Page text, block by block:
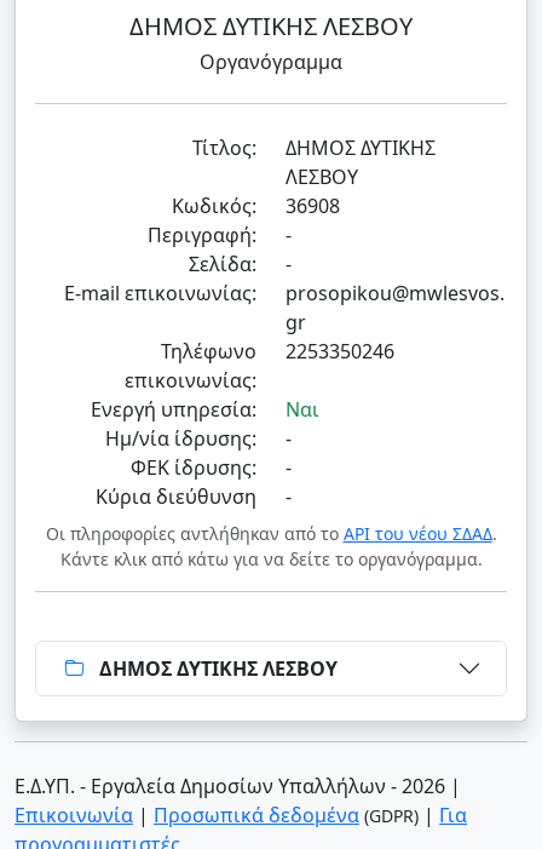
ΔΗΜΟΣ ΔΥΤΙΚΗΣ ΛΕΣΒΟΥ
Οργανόγραμμα
Τίτλος:
ΔΗΜΟΣ ΔΥΤΙΚΗΣ
ΛΕΣΒΟΥ
Κωδικός:
36908
Περιγραφή:
-
Σελίδα:
-
E-mail επικοινωνίας:
prosopikou@mwlesvos.
gr
Τηλέφωνο
επικοινωνίας:
2253350246
Ενεργή υπηρεσία:
Ναι
Ημ/νία ίδρυσης:
-
ΦΕΚ ίδρυσης:
-
Κύρια διεύθυνση
-
Οι πληροφορίες αντλήθηκαν από το API του νέου ΣΔΑΔ.
Κάντε κλικ από κάτω για να δείτε το οργανόγραμμα.
ΔΗΜΟΣ ΔΥΤΙΚΗΣ ΛΕΣΒΟΥ
Ε.Δ.ΥΠ. - Εργαλεία Δημοσίων Υπαλλήλων - 2026 |
Επικοινωνία | Προσωπικά δεδομένα (GDPR) | Για